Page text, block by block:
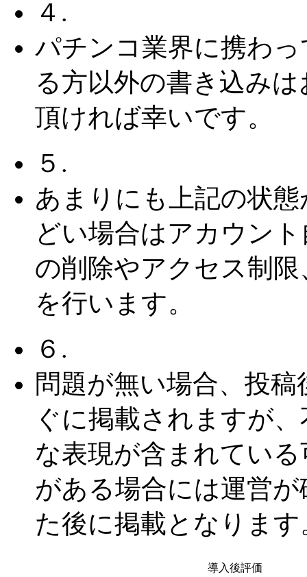
４.
パチンコ業界に携わっ
る方以外の書き込みは
頂ければ幸いです。
５.
あまりにも上記の状態
どい場合はアカウント
の削除やアクセス制限
を行います。
６.
問題が無い場合、投稿
ぐに掲載されますが
な表現が含まれている
がある場合には運営が
た後に掲載となります
導入後評価